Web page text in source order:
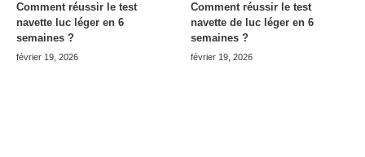
Comment réussir le test
navette luc léger en 6
semaines ?
février 19, 2026
Comment réussir le test
navette de luc léger en 6
semaines ?
février 19, 2026